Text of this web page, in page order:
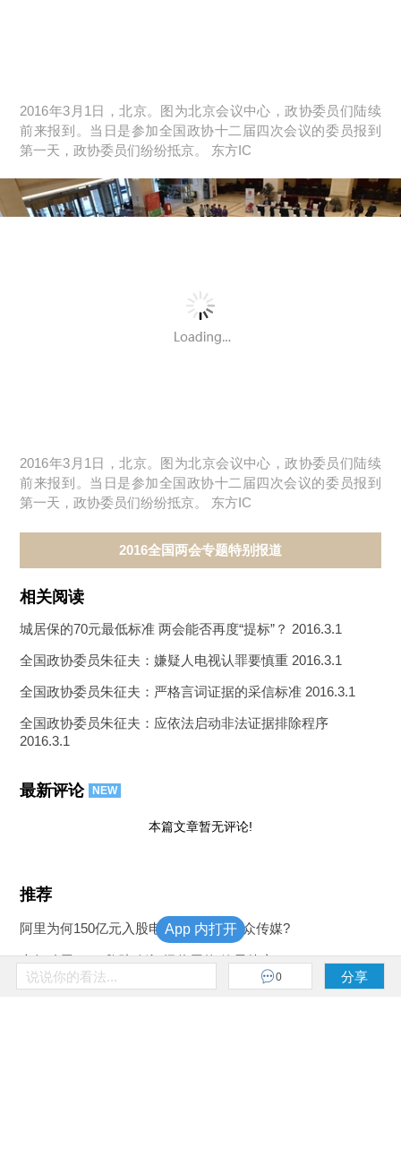
2016年3月1日，北京。图为北京会议中心，政协委员们陆续
前来报到。当日是参加全国政协十二届四次会议的委员报到
第一天，政协委员们纷纷抵京。 东方IC
2016年3月1日，北京。图为北京会议中心，政协委员们陆续
前来报到。当日是参加全国政协十二届四次会议的委员报到
第一天，政协委员们纷纷抵京。 东方IC
2016全国两会专题特别报道
相关阅读
城居保的70元最低标准 两会能否再度“提标”？ 2016.3.1
全国政协委员朱征夫：嫌疑人电视认罪要慎重 2016.3.1
全国政协委员朱征夫：严格言词证据的采信标准 2016.3.1
全国政协委员朱征夫：应依法启动非法证据排除程序
2016.3.1
最新评论 NEW
本篇文章暂无评论!
推荐
阿里为何150亿元入股电梯广告巨头分众传媒?
央行动用MLF“救助”低评级信用债 效果待察
盛松成：本轮房价上涨与调控政策之困
App 内打开
说说你的看法... 0 分享